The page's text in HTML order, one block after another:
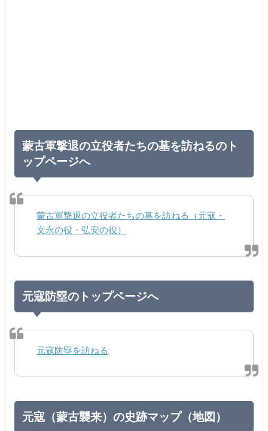
蒙古軍撃退の立役者たちの墓を訪ねるのト
ップページへ
蒙古軍撃退の立役者たちの墓を訪ねる（元寇・
文永の役・弘安の役）
元寇防塁のトップページへ
元寇防塁を訪ねる
元寇（蒙古襲来）の史跡マップ（地図）